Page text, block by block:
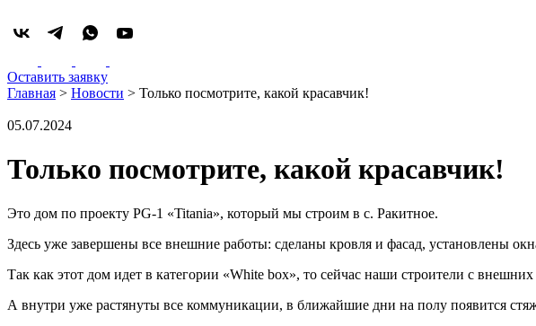
Оставить заявку
Главная > Новости > Только посмотрите, какой красавчик!
05.07.2024
Только посмотрите, какой красавчик!
Это дом по проекту PG-1 «Titania», который мы строим в с. Ракитное.
Здесь уже завершены все внешние работы: сделаны кровля и фасад, установлены
Так как этот дом идет в категории «White box», то сейчас наши строители с
А внутри уже растянуты все коммуникации, в ближайшие дни на полу появится